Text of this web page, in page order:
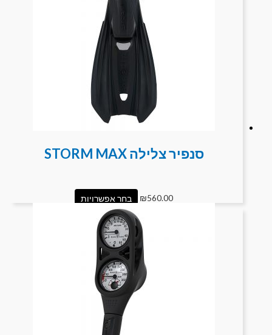
סנפיר צלילה STORM MAX
₪560.00 בחר אפשרויות